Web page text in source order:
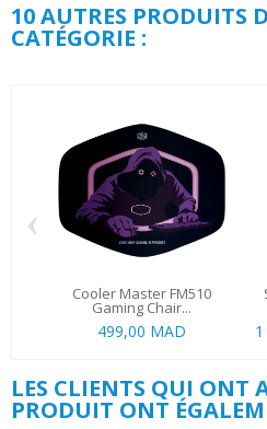
10 AUTRES PRODUITS
CATÉGORIE :
Cooler Master FM510
Gaming Chair...
499,00 MAD
‹
LES CLIENTS QUI ONT
PRODUIT ONT